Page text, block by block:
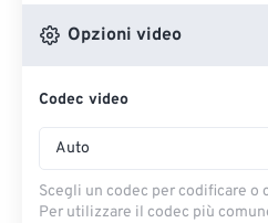
Opzioni video
Codec video
Auto
Scegli un codec per codificare
Per utilizzare il codec più